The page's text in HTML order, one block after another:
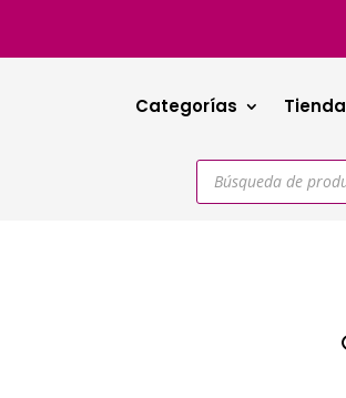
Categorías Tienda
Búsqueda
productos